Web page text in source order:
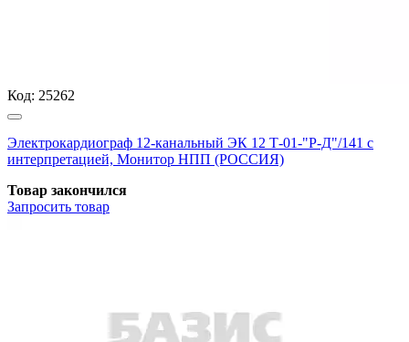
Код: 25262
Электрокардиограф 12-канальный ЭК 12 Т-01-"Р-Д"/141 с
интерпретацией, Монитор НПП (РОССИЯ)
Товар закончился
Запросить товар